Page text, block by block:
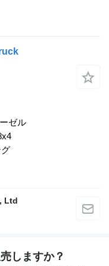
ゼル
Ltd
しますか？